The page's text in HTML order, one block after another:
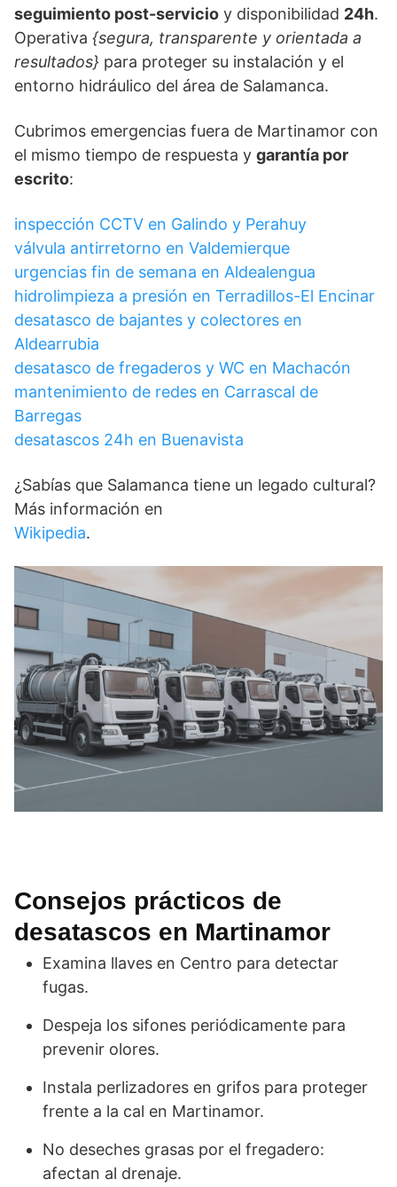
seguimiento post-servicio y disponibilidad 24h.
Operativa {segura, transparente y orientada a
resultados} para proteger su instalación y el
entorno hidráulico del área de Salamanca.
Cubrimos emergencias fuera de Martinamor con
el mismo tiempo de respuesta y garantía por
escrito:
inspección CCTV en Galindo y Perahuy
válvula antirretorno en Valdemierque
urgencias fin de semana en Aldealengua
hidrolimpieza a presión en Terradillos-El Encinar
desatasco de bajantes y colectores en
Aldearrubia
desatasco de fregaderos y WC en Machacón
mantenimiento de redes en Carrascal de
Barregas
desatascos 24h en Buenavista
¿Sabías que Salamanca tiene un legado cultural?
Más información en
Wikipedia.
Consejos prácticos de
desatascos en Martinamor
Examina llaves en Centro para detectar
fugas.
Despeja los sifones periódicamente para
prevenir olores.
Instala perlizadores en grifos para proteger
frente a la cal en Martinamor.
No deseches grasas por el fregadero:
afectan al drenaje.